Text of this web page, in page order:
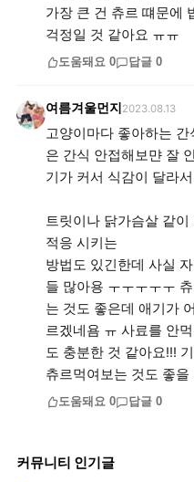
가장 큰 건 츄르 떄문에
걱정일 것 같아요 ㅠㅠ
도움돼요 0 답글 0
여름겨울먼지 2023.08.13
고양이마다 좋아하는
은 간식 안접해보먄 잘
기가 커서 식감이 달라
트릿이나 닭가슴살 같
적응 시키는
방법도 있긴한데 사실
들 많아용 ㅜㅜㅜㅜㅜ
는 것도 좋은데 애기가
르겠네욤 ㅠ 사료를 안
도 충분한 것 같아요!!!
츄르먹여보는 것도 좋
도움돼요 0 답글 0
커뮤니티 인기글